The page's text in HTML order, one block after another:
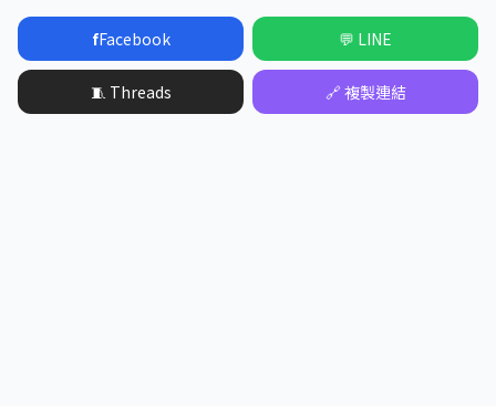
fFacebook 💬 LINE
🧵 Threads 🔗 複製連結